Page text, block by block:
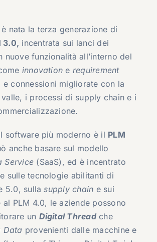
nata la terza generazione di
3.0, incentrata sui lanci dei
nuove funzionalità all’interno del
innovation e requirement
e connessioni migliorate con la
i processi di supply chain e i
software più moderno è il PLM
anche basare sul modello
Service (SaaS), ed è incentrato
sulle tecnologie abilitanti di
5.0, sullasupply chain e sui
al PLM 4.0, le aziende possono
un Digital Threadche
Data provenienti dalle macchine e